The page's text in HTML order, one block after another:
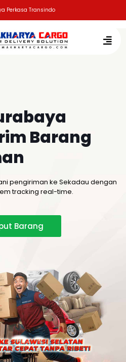
Perkasa Transindo
Barang
pengiriman ke Sekadau dengan
tracking real-time.
Barang